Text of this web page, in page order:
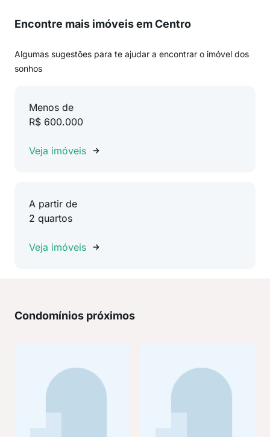
Encontre mais imóveis em Centro
Algumas sugestões para te ajudar a encontrar o imóvel dos
sonhos
Menos de
R$ 600.000
Veja imóveis
A partir de
2 quartos
Veja imóveis
Condomínios próximos